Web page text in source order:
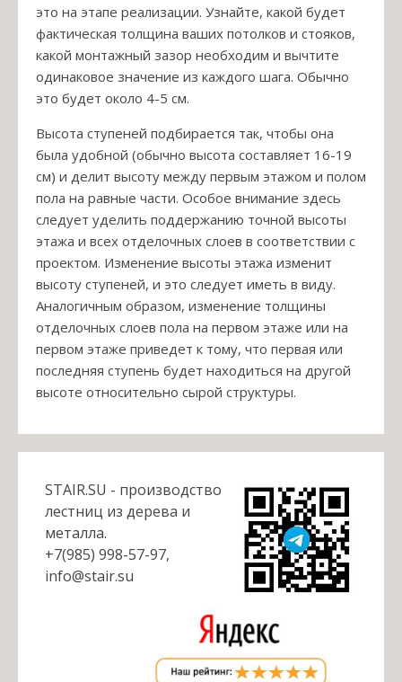
это на этапе реализации. Узнайте, какой будет
фактическая толщина ваших потолков и стояков,
какой монтажный зазор необходим и вычтите
одинаковое значение из каждого шага. Обычно
это будет около 4-5 см.
Высота ступеней подбирается так, чтобы она
была удобной (обычно высота составляет 16-19
см) и делит высоту между первым этажом и полом
пола на равные части. Особое внимание здесь
следует уделить поддержанию точной высоты
этажа и всех отделочных слоев в соответствии с
проектом. Изменение высоты этажа изменит
высоту ступеней, и это следует иметь в виду.
Аналогичным образом, изменение толщины
отделочных слоев пола на первом этаже или на
первом этаже приведет к тому, что первая или
последняя ступень будет находиться на другой
высоте относительно сырой структуры.
STAIR.SU - производство
лестниц из дерева и
металла.
+7(985) 998-57-97,
info@stair.su